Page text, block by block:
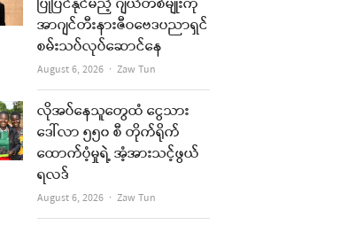
g
m
b
e
အာဂျင်တီးနားဇီဝဗေဒပညာရှင်
စမ်းသပ်လုပ်ဆောင်နေ
August 6, 2026 Author
Zaw Tun
လိုအပ်နေသူတွေထံ ငွေသား
ဒေါ်လာ ၅၅၀ စီ တိုက်ရိုက်
ထောက်ပံ့မှုရဲ့ အံ့အားသင့်ဖွယ်
ရလဒ်
August 6, 2026 Author
Zaw Tun